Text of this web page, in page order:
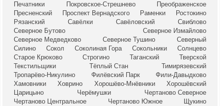
Печатники
Покровское-Стрешнево
Преображенское
Пресненский
Проспект Вернадского Раменки
Ростокино
Рязанский
Савёлки Савёловский
Свиблово
Северное Бутово
Северное Измайлово
Северное Медведково
Северное Тушино
Северный
Силино
Сокол Соколиная Гора Сокольники
Солнцево
Старое Крюково
Строгино Таганский
Тверской
Текстильщики
Тёплый Стан
Тимирязевский
Тропарёво-Никулино
Филёвский Парк
Фили-Давыдково
Хамовники
Ховрино Хорошёво-Мнёвники
Хорошёвский
Царицыно
Черёмушки
Чертаново Северное
Чертаново Центральное
Чертаново Южное
Щукино